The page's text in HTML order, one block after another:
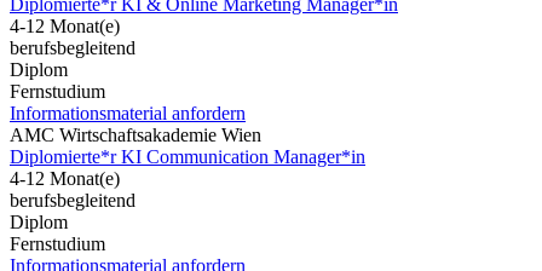
Diplomierte*r KI & Online Marketing Manager*in
4-12 Monat(e)
berufsbegleitend
Diplom
Fernstudium
Informationsmaterial anfordern
AMC Wirtschaftsakademie Wien
Diplomierte*r KI Communication Manager*in
4-12 Monat(e)
berufsbegleitend
Diplom
Fernstudium
Informationsmaterial anfordern